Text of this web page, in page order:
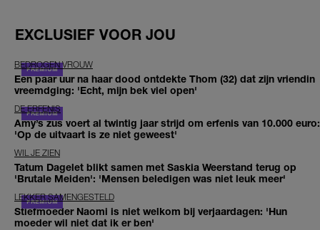
EXCLUSIEF VOOR JOU
BEDROGEN VROUW
Een paar uur na haar dood ontdekte Thom (32) dat zijn vriendin
vreemdging: 'Echt, mijn bek viel open'
DE ERFENIS
Amy’s zus voert al twintig jaar strijd om erfenis van 10.000 euro:
'Op de uitvaart is ze niet geweest'
WIL JE ZIEN
Tatum Dagelet blikt samen met Saskia Weerstand terug op
'Brutale Meiden': 'Mensen beledigen was niet leuk meer'
LEKKER SAMENGESTELD
Stiefmoeder Naomi is niet welkom bij verjaardagen: 'Hun
moeder wil niet dat ik er ben'